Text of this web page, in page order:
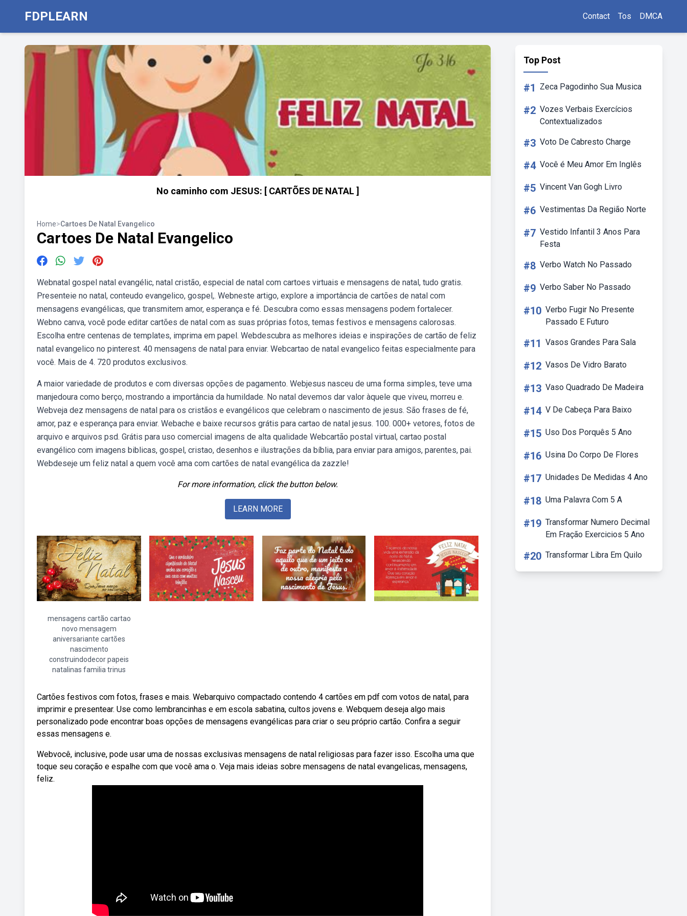
FDPLEARN Contact Tos DMCA
No caminho com JESUS: [ CARTÕES DE NATAL ]
Home>Cartoes De Natal Evangelico
Cartoes De Natal Evangelico
Webnatal gospel natal evangélic, natal cristão, especial de natal com cartoes virtuais e mensagens de natal, tudo gratis.
Presenteie no natal, conteudo evangelico, gospel,. Webneste artigo, explore a importância de cartões de natal com
mensagens evangélicas, que transmitem amor, esperança e fé. Descubra como essas mensagens podem fortalecer.
Webno canva, você pode editar cartões de natal com as suas próprias fotos, temas festivos e mensagens calorosas.
Escolha entre centenas de templates, imprima em papel. Webdescubra as melhores ideias e inspirações de cartão de feliz
natal evangelico no pinterest. 40 mensagens de natal para enviar. Webcartao de natal evangelico feitas especialmente para
você. Mais de 4. 720 produtos exclusivos.
A maior variedade de produtos e com diversas opções de pagamento. Webjesus nasceu de uma forma simples, teve uma
manjedoura como berço, mostrando a importância da humildade. No natal devemos dar valor àquele que viveu, morreu e.
Webveja dez mensagens de natal para os cristãos e evangélicos que celebram o nascimento de jesus. São frases de fé,
amor, paz e esperança para enviar. Webache e baixe recursos grátis para cartao de natal jesus. 100. 000+ vetores, fotos de
arquivo e arquivos psd. Grátis para uso comercial imagens de alta qualidade Webcartão postal virtual, cartao postal
evangélico com imagens biblicas, gospel, cristao, desenhos e ilustrações da bíblia, para enviar para amigos, parentes, pai.
Webdeseje um feliz natal a quem você ama com cartões de natal evangélica da zazzle!
For more information, click the button below.
LEARN MORE
mensagens cartão cartao
novo mensagem
aniversariante cartões
nascimento
construindodecor papeis
natalinas familia trinus
Cartões festivos com fotos, frases e mais. Webarquivo compactado contendo 4 cartões em pdf com votos de natal, para
imprimir e presentear. Use como lembrancinhas e em escola sabatina, cultos jovens e. Webquem deseja algo mais
personalizado pode encontrar boas opções de mensagens evangélicas para criar o seu próprio cartão. Confira a seguir
essas mensagens e.
Webvocê, inclusive, pode usar uma de nossas exclusivas mensagens de natal religiosas para fazer isso. Escolha uma que
toque seu coração e espalhe com que você ama o. Veja mais ideias sobre mensagens de natal evangelicas, mensagens,
feliz.
Top Post
#1 Zeca Pagodinho Sua Musica
#2 Vozes Verbais Exercícios
Contextualizados
#3 Voto De Cabresto Charge
#4 Você é Meu Amor Em Inglês
#5 Vincent Van Gogh Livro
#6 Vestimentas Da Região Norte
#7 Vestido Infantil 3 Anos Para
Festa
#8 Verbo Watch No Passado
#9 Verbo Saber No Passado
#10 Verbo Fugir No Presente
Passado E Futuro
#11 Vasos Grandes Para Sala
#12 Vasos De Vidro Barato
#13 Vaso Quadrado De Madeira
#14 V De Cabeça Para Baixo
#15 Uso Dos Porquês 5 Ano
#16 Usina Do Corpo De Flores
#17 Unidades De Medidas 4 Ano
#18 Uma Palavra Com 5 A
#19 Transformar Numero Decimal
Em Fração Exercicios 5 Ano
#20 Transformar Libra Em Quilo